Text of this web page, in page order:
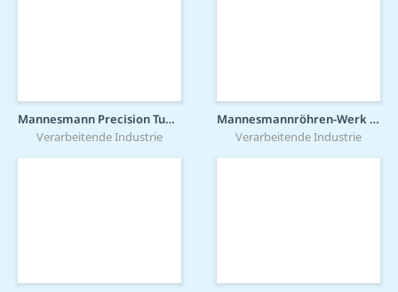
Mannesmann Precision Tubes GmbH
Verarbeitende Industrie
Mannesmannröhren-Werk GmbH
Verarbeitende Industrie